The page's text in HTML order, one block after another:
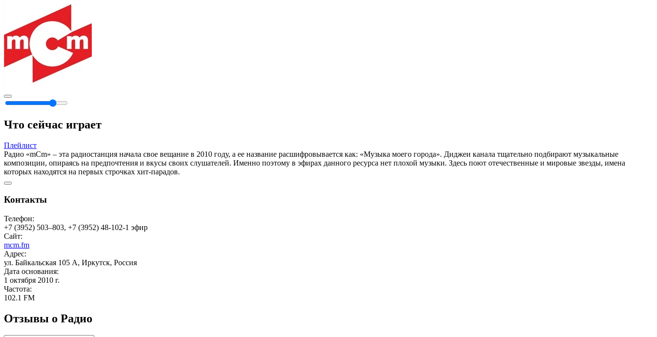
Что сейчас играет
Плейлист
Радио «mCm» – эта радиостанция начала свое вещание в 2010 году, а ее название расшифровывается как: «Музыка моего города». Диджеи канала тщательно подбирают музыкальные
композиции, опираясь на предпочтения и вкусы своих слушателей. Именно поэтому в эфирах данного ресурса нет плохой музыки. Здесь поют отечественные и мировые звезды, имена
которых находятся на первых строчках хит-парадов.
Контакты
Телефон:
+7 (3952) 503–803, +7 (3952) 48-102-1 эфир
Сайт:
mcm.fm
Адрес:
ул. Байкальская 105 А, Иркутск, Россия
Дата основания:
1 октября 2010 г.
Частота:
102.1 FM
Отзывы о Радио